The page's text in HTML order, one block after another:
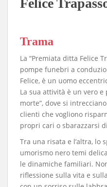
Trama
La “Premiata ditta Felice
pompe funebri a
Felice, è un uomo
La sua attività è un vero
morte”, dove si
clienti che vogliono
propri cari o sbarazzarsi
Tra una risata e l’altra, lo
umorismo nero temi
le dinamiche familiari.
riflessione sulla vita e